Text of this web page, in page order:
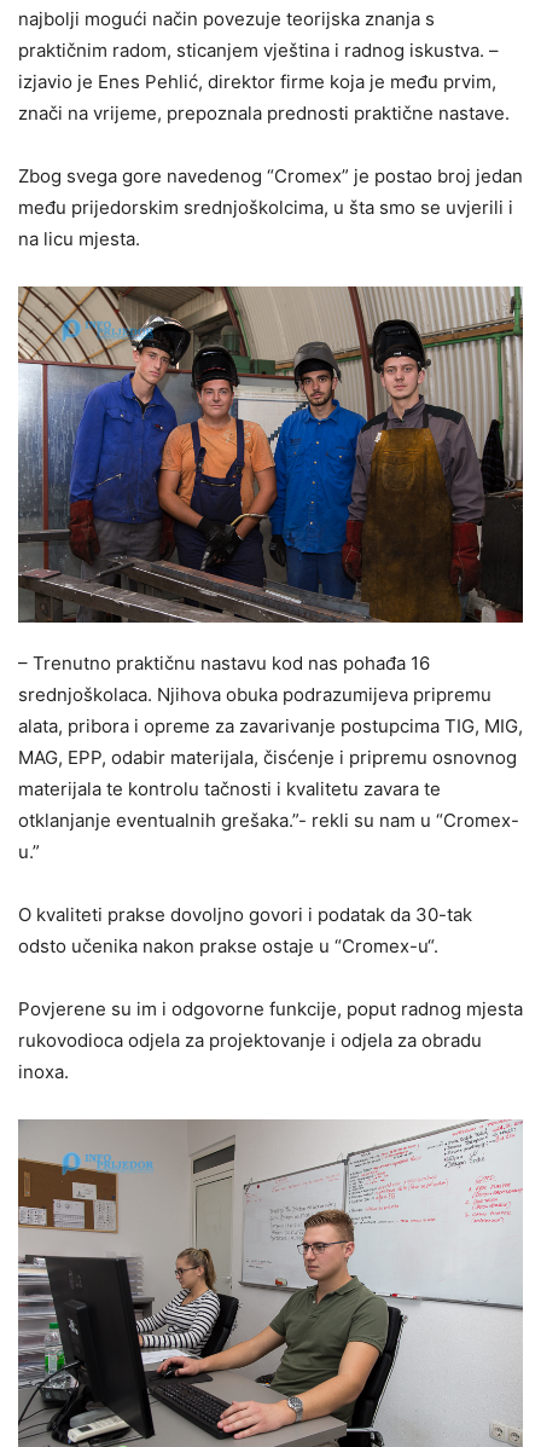
najbolji mogući način povezuje teorijska znanja s
praktičnim radom, sticanjem vještina i radnog iskustva. –
izjavio je Enes Pehlić, direktor firme koja je među prvim,
znači na vrijeme, prepoznala prednosti praktične nastave.
Zbog svega gore navedenog “Cromex” je postao broj jedan
među prijedorskim srednjoškolcima, u šta smo se uvjerili i
na licu mjesta.
– Trenutno praktičnu nastavu kod nas pohađa 16
srednjoškolaca. Njihova obuka podrazumijeva pripremu
alata, pribora i opreme za zavarivanje postupcima TIG, MIG,
MAG, EPP, odabir materijala, čisćenje i pripremu osnovnog
materijala te kontrolu tačnosti i kvalitetu zavara te
otklanjanje eventualnih grešaka.”- rekli su nam u “Cromex-
u.”
O kvaliteti prakse dovoljno govori i podatak da 30-tak
odsto učenika nakon prakse ostaje u “Cromex-u“.
Povjerene su im i odgovorne funkcije, poput radnog mjesta
rukovodioca odjela za projektovanje i odjela za obradu
inoxa.